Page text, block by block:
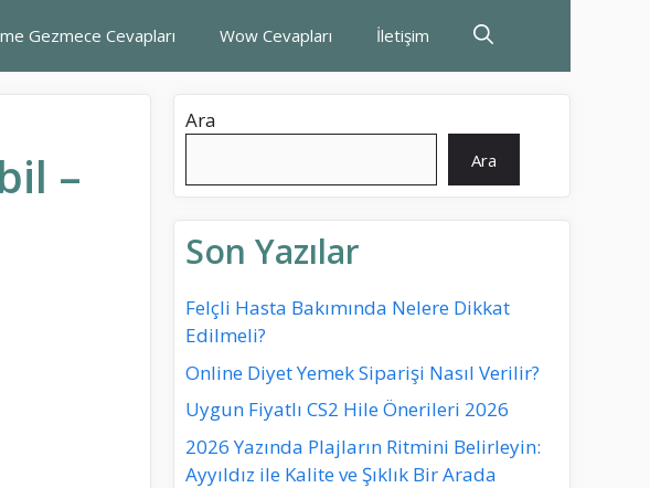
Gezmece Cevapları Wow Cevapları İletişim
–
Ara
Ara
Son Yazılar
Felçli Hasta Bakımında Nelere Dikkat
Edilmeli?
Online Diyet Yemek Siparişi Nasıl Verilir?
Uygun Fiyatlı CS2 Hile Önerileri 2026
2026 Yazında Plajların Ritmini Belirleyin:
Ayyıldız ile Kalite ve Şıklık Bir Arada